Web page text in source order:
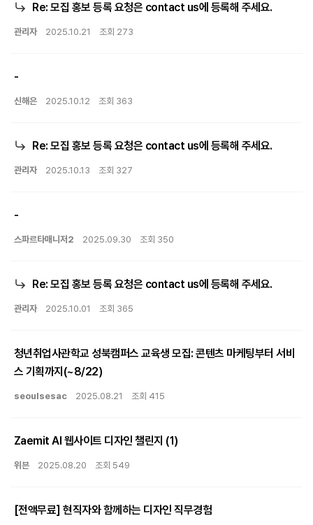
Re: 모집 홍보 등록 요청은 contact us에 등록해 주세요.
관리자 2025.10.21 조회 273
-
신해은 2025.10.12 조회 363
Re: 모집 홍보 등록 요청은 contact us에 등록해 주세요.
관리자 2025.10.13 조회 327
-
스파르타매니저2 2025.09.30 조회 350
Re: 모집 홍보 등록 요청은 contact us에 등록해 주세요.
관리자 2025.10.01 조회 365
청년취업사관학교 성북캠퍼스 교육생 모집: 콘텐츠 마케팅부터 서비
스 기획까지(~8/22)
seoulsesac 2025.08.21 조회 415
Zaemit AI 웹사이트 디자인 챌린지 (1)
위븐 2025.08.20 조회 549
[전액무료] 현직자와 함께하는 디자인 직무경험